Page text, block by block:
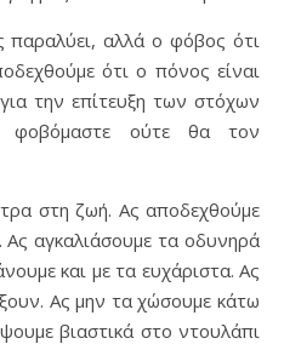
παραλύει, αλλά ο φόβος ότι
ότι ο πόνος είναι
την επίτευξη των στόχων
ούτε θα τον
στη ζωή. Ας αποδεχθούμε
αγκαλιάσουμε τα οδυνηρά
και με τα ευχάριστα. Ας
Ας μην τα χώσουμε κάτω
βιαστικά στο ντουλάπι